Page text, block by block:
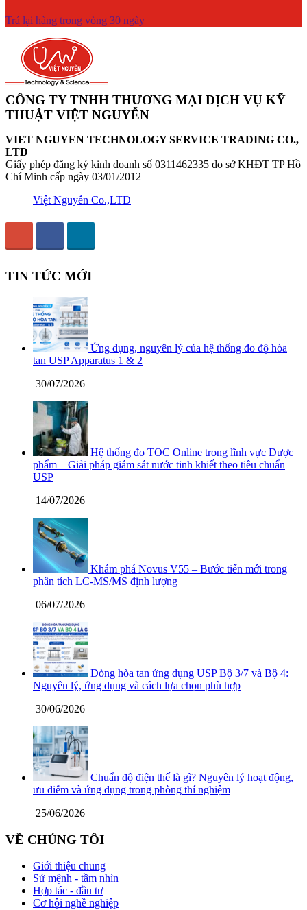
Trả lại hàng trong vòng 30 ngày
CÔNG TY TNHH THƯƠNG MẠI DỊCH VỤ KỸ
THUẬT VIỆT NGUYỄN
VIET NGUYEN TECHNOLOGY SERVICE TRADING CO.,
LTD
Giấy phép đăng ký kinh doanh số 0311462335 do sở KHĐT TP Hồ
Chí Minh cấp ngày 03/01/2012
Việt Nguyễn Co.,LTD
TIN TỨC MỚI
Ứng dụng, nguyên lý của hệ thống đo độ hòa
tan USP Apparatus 1 & 2
30/07/2026
Hệ thống đo TOC Online trong lĩnh vực Dược
phẩm – Giải pháp giám sát nước tinh khiết theo tiêu chuẩn
USP
14/07/2026
Khám phá Novus V55 – Bước tiến mới trong
phân tích LC-MS/MS định lượng
06/07/2026
Dòng hòa tan ứng dụng USP Bộ 3/7 và Bộ 4:
Nguyên lý, ứng dụng và cách lựa chọn phù hợp
30/06/2026
Chuẩn độ điện thế là gì? Nguyên lý hoạt động,
ưu điểm và ứng dụng trong phòng thí nghiệm
25/06/2026
VỀ CHÚNG TÔI
Giới thiệu chung
Sứ mệnh - tầm nhìn
Hợp tác - đầu tư
Cơ hội nghề nghiệp